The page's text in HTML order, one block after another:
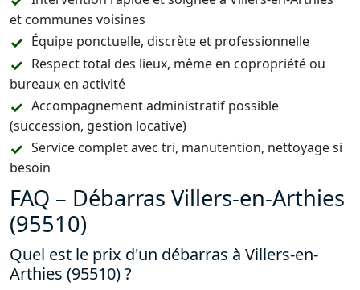
et communes voisines
Équipe ponctuelle, discrète et professionnelle
Respect total des lieux, même en copropriété ou
bureaux en activité
Accompagnement administratif possible
(succession, gestion locative)
Service complet avec tri, manutention, nettoyage si
besoin
FAQ – Débarras Villers-en-Arthies
(95510)
Quel est le prix d'un débarras à Villers-en-
Arthies (95510) ?